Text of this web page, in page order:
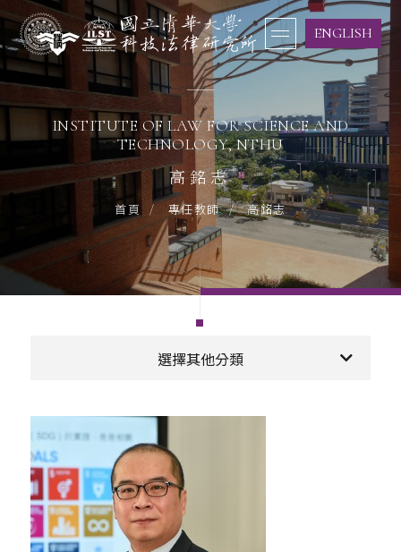
ENGLISH
INSTITUTE OF LAW FOR SCIENCE AND
TECHNOLOGY, NTHU
高銘志
首頁 專任教師 高銘志
選擇其他分類
合聘教師
兼任教師
行政人員